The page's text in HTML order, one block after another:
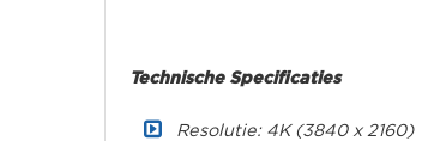
Technische Specificaties
Resolutie: 4K (3840 x 2160)